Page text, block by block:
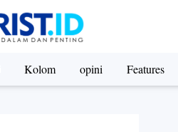
Kolom opini Features